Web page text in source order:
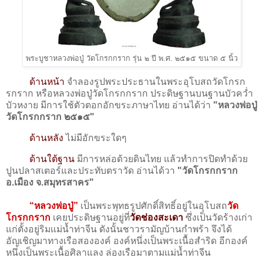
พระบูชาหลวงพ่อปู่ วัดโกรกกราก รุ่น ๒ ปี พ.ศ. ๒๕๑๕ ขนาด ๕ นิ้ว
ด้านหน้า จำลองรูปพระประธานในพระอุโบสถวัดโกรก
รกราก หรือหลวงพ่อปู่วัดโกรกกราก ประดิษฐานบนฐานบัวคว่ำ
บัวหงาย มีการใช้ตัวตอกอักขระภาษาไทย อ่านได้ว่า "หลวงพ่อปู่
วัดโกรกกราก ๒๕๑๕"
ด้านหลัง ไม่มีอักขระใดๆ
ด้านใต้ฐาน มีการหล่อด้วยดินไทย แล้วทำการปิดทำด้วย
ปูนปลาสเตอร์และประทับตราวัด อ่านได้วา "วัดโกรกกราก
อ.เมือง จ.สมุทรสาคร"
“หลวงพ่อปู่” เป็นพระพุทธรูปศักดิ์สิทธิ์อยู่ในอุโบสถวัด
โกรกกราก เคยประดิษฐานอยู่ที่วัดช่องสะเดา ซึ่งเป็นวัดร้างเก่า
แก่ตั้งอยู่ริมแม่น้ำท่าจีน ดังนั้นชาวรามัญบ้านกำพร้า จึงได้
อัญเชิญมาทางเรือสององค์ องค์หนึ่งเป็นพระเนื้อสำริด อีกองค์
หนึ่งเป็นพระเนื้อศิลาแลง ล่องเรือมาตามแม่น้ำท่าจีน